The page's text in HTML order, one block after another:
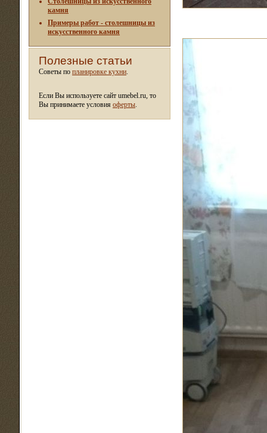
камня
Примеры работ - столешницы из
искусственного камня
Полезные статьи
Советы по планировке кухни.
Если Вы используете сайт umebel.ru, то
Вы принимаете условия оферты.